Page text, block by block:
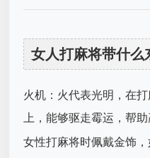
女人打麻将带什么
火机：火代表光明，在
上，能够驱走霉运，帮助
女性打麻将时佩戴金饰